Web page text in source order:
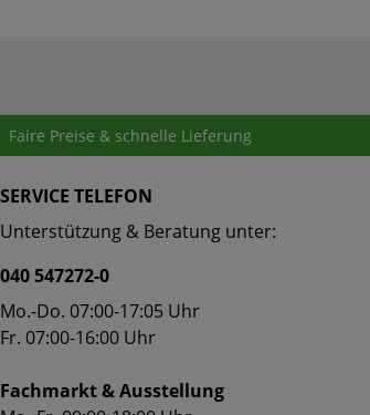
Faire Preise & schnelle Lieferung
SERVICE TELEFON
Unterstützung & Beratung unter:
040 547272-0
Mo.-Do. 07:00-17:05 Uhr
Fr. 07:00-16:00 Uhr
Fachmarkt & Ausstellung